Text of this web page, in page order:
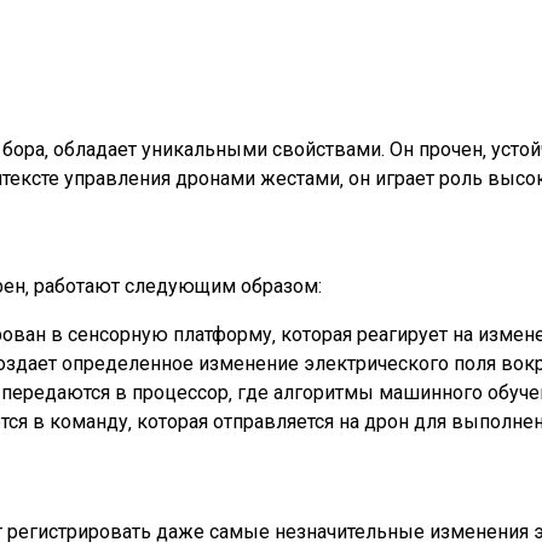
обладает уникальными свойствами. Он прочен‚
управления дронами жестами‚ он играет роль
работают следующим образом:
в сенсорную платформу‚ которая реагирует на
определенное изменение электрического поля
в процессор‚ где алгоритмы машинного
в команду‚ которая отправляется на дрон для
даже самые незначительные изменения